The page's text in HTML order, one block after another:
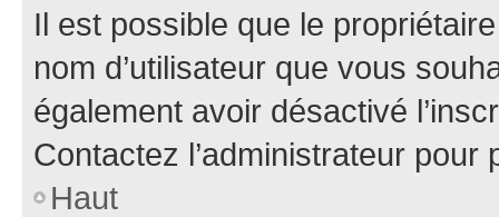
Il est possible que le
nom d’utilisateur que vous
également avoir désactivé
Contactez l’administrateur
Haut